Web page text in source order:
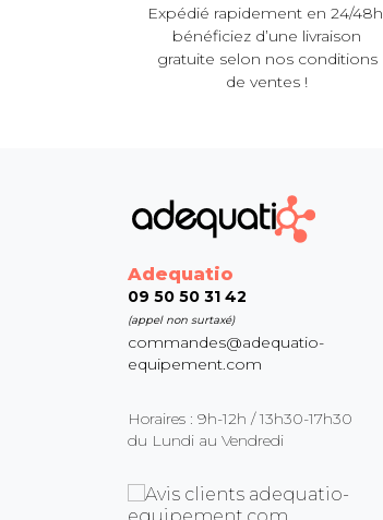
Expédié rapidement en 24/48h,
bénéficiez d’une livraison
gratuite selon nos conditions
de ventes !
Adequatio
09 50 50 31 42
(appel non surtaxé)
commandes@adequatio-
equipement.com
Horaires : 9h-12h / 13h30-17h30
du Lundi au Vendredi